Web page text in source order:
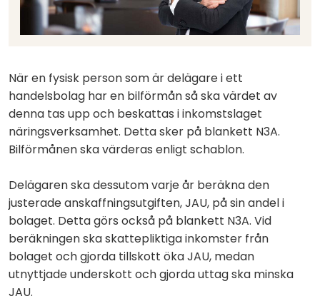
När en fysisk person som är delägare i ett
handelsbolag har en bilförmån så ska värdet av
denna tas upp och beskattas i inkomstslaget
näringsverksamhet. Detta sker på blankett N3A.
Bilförmånen ska värderas enligt schablon.
Delägaren ska dessutom varje år beräkna den
justerade anskaffningsutgiften, JAU, på sin andel i
bolaget. Detta görs också på blankett N3A. Vid
beräkningen ska skattepliktiga inkomster från
bolaget och gjorda tillskott öka JAU, medan
utnyttjade underskott och gjorda uttag ska minska
JAU.